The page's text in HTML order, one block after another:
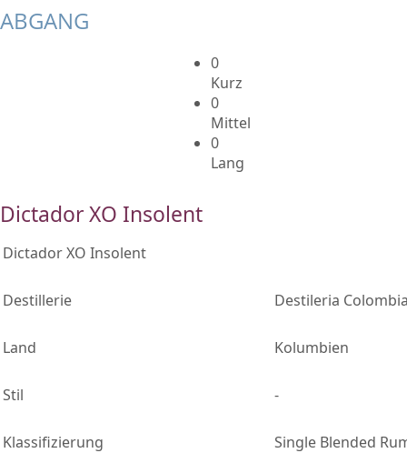
ABGANG
0
Kurz
0
Mittel
0
Lang
Dictador XO Insolent
Dictador XO Insolent
Destillerie Destileria
Land Kolumbien
Stil -
Klassifizierung Single Blended